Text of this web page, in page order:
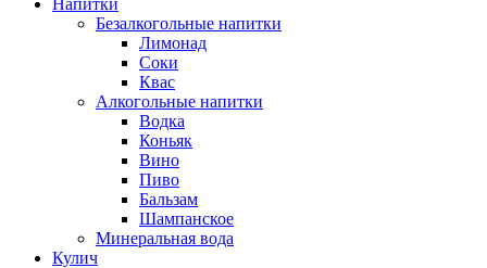
Напитки
Безалкогольные напитки
Лимонад
Соки
Квас
Алкогольные напитки
Водка
Коньяк
Вино
Пиво
Бальзам
Шампанское
Минеральная вода
Кулич